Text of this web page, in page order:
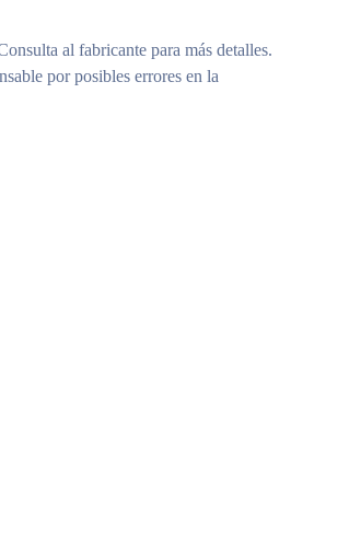
al fabricante para más detalles.
por posibles errores en la